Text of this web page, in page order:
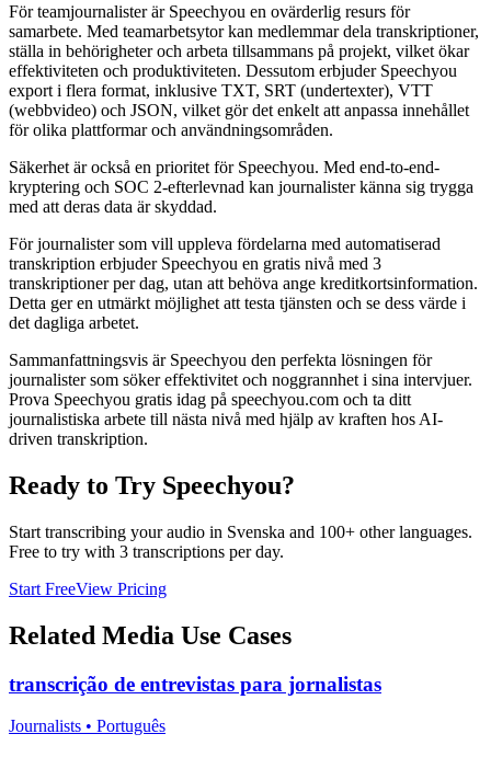
För teamjournalister är Speechyou en ovärderlig resurs för
samarbete. Med teamarbetsytor kan medlemmar dela transkriptioner,
ställa in behörigheter och arbeta tillsammans på projekt, vilket ökar
effektiviteten och produktiviteten. Dessutom erbjuder Speechyou
export i flera format, inklusive TXT, SRT (undertexter), VTT
(webbvideo) och JSON, vilket gör det enkelt att anpassa innehållet
för olika plattformar och användningsområden.
Säkerhet är också en prioritet för Speechyou. Med end-to-end-
kryptering och SOC 2-efterlevnad kan journalister känna sig trygga
med att deras data är skyddad.
För journalister som vill uppleva fördelarna med automatiserad
transkription erbjuder Speechyou en gratis nivå med 3
transkriptioner per dag, utan att behöva ange kreditkortsinformation.
Detta ger en utmärkt möjlighet att testa tjänsten och se dess värde i
det dagliga arbetet.
Sammanfattningsvis är Speechyou den perfekta lösningen för
journalister som söker effektivitet och noggrannhet i sina intervjuer.
Prova Speechyou gratis idag på speechyou.com och ta ditt
journalistiska arbete till nästa nivå med hjälp av kraften hos AI-
driven transkription.
Ready to Try Speechyou?
Start transcribing your audio in Svenska and 100+ other languages.
Free to try with 3 transcriptions per day.
Start FreeView Pricing
Related Media Use Cases
transcrição de entrevistas para jornalistas
Journalists • Português